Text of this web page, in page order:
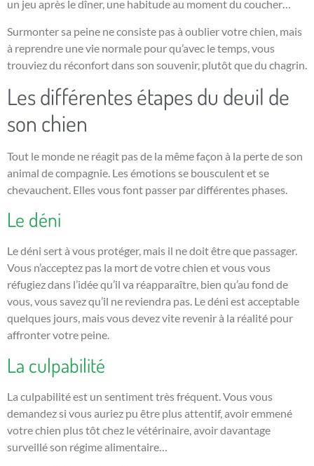
un jeu après le dîner, une habitude au moment du coucher…
Surmonter sa peine ne consiste pas à oublier votre chien, mais
à reprendre une vie normale pour qu’avec le temps, vous
trouviez du réconfort dans son souvenir, plutôt que du chagrin.
Les différentes étapes du deuil de
son chien
Tout le monde ne réagit pas de la même façon à la perte de son
animal de compagnie. Les émotions se bousculent et se
chevauchent. Elles vous font passer par différentes phases.
Le déni
Le déni sert à vous protéger, mais il ne doit être que passager.
Vous n’acceptez pas la mort de votre chien et vous vous
réfugiez dans l’idée qu’il va réapparaître, bien qu’au fond de
vous, vous savez qu’il ne reviendra pas. Le déni est acceptable
quelques jours, mais vous devez vite revenir à la réalité pour
affronter votre peine.
La culpabilité
La culpabilité est un sentiment très fréquent. Vous vous
demandez si vous auriez pu être plus attentif, avoir emmené
votre chien plus tôt chez le vétérinaire, avoir davantage
surveillé son régime alimentaire…